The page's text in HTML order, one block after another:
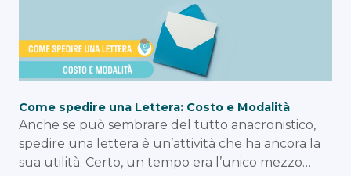
Come spedire una Lettera: Costo e Modalità
Anche se può sembrare del tutto anacronistico,
spedire una lettera è un’attività che ha ancora la
sua utilità. Certo, un tempo era l’unico mezzo…